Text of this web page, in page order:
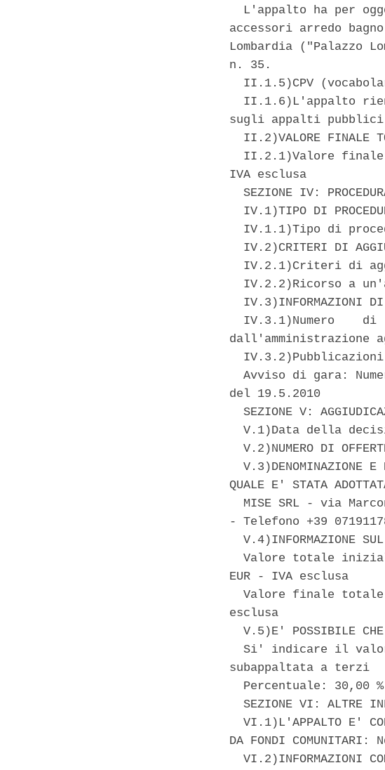
L'appalto ha per
accessori arredo
Lombardia ("Palazzo
n. 35.
II.1.5)CPV
II.1.6)L'appalto
sugli appalti pubblici
II.2)VALORE FINALE
II.2.1)Valore
IVA esclusa
SEZIONE IV:
IV.1)TIPO DI
IV.1.1)Tipo di
IV.2)CRITERI DI
IV.2.1)Criteri di
IV.2.2)Ricorso a
IV.3)INFORMAZIONI
IV.3.1)Numero    di
dall'amministrazione
Avviso di gara:
del 19.5.2010
SEZIONE V:
V.1)Data della
V.2)NUMERO DI
V.3)DENOMINAZIONE E
QUALE E' STATA
MISE SRL - via
- Telefono +39
V.4)INFORMAZIONE
Valore totale
EUR - IVA esclusa
Valore finale
esclusa
V.5)E' POSSIBILE
Si' indicare il
subappaltata a terzi
  Percentuale: 30,00 %
SEZIONE VI: ALTRE
VI.1)L'APPALTO E'
DA FONDI COMUNITARI:
VI.2)INFORMAZIONI